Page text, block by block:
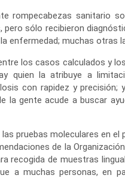
rompecabezas sanitario
sólo recibieron
enfermedad; muchas otras
los casos calculados y
quien la atribuye a
con rapidez y precisión;
la gente acude a buscar
pruebas moleculares en el
de la
recogida de muestras
a muchas personas, en